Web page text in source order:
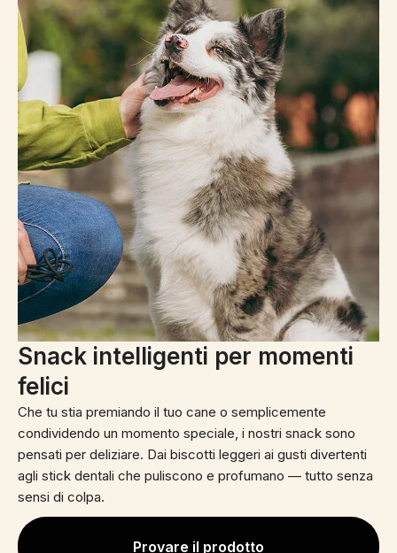
Snack intelligenti per momenti
felici
Che tu stia premiando il tuo cane o semplicemente
condividendo un momento speciale, i nostri snack sono
pensati per deliziare. Dai biscotti leggeri ai gusti divertenti
agli stick dentali che puliscono e profumano — tutto senza
sensi di colpa.
Provare il prodotto